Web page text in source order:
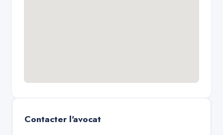
Contacter l'avocat